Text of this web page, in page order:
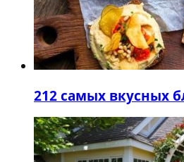
212 самых вкусных